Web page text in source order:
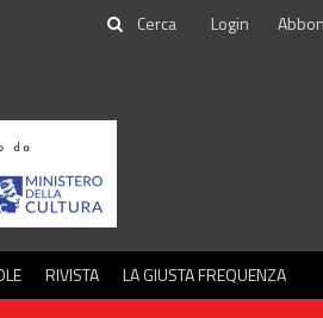
Login
RIVISTA LA GIUSTA FREQUENZA